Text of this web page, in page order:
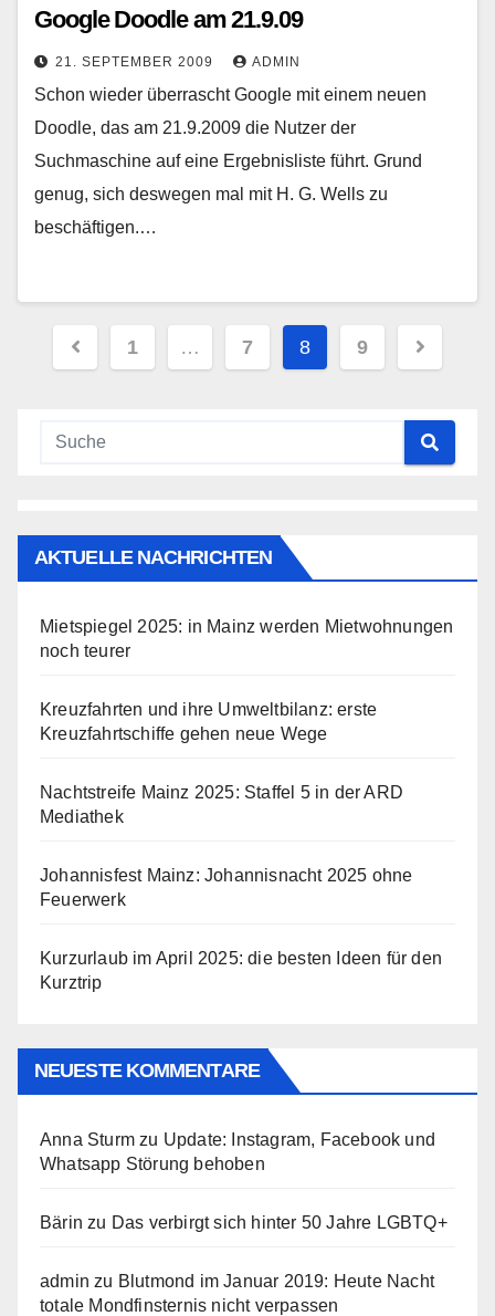
Google Doodle am 21.9.09
21. SEPTEMBER 2009 ADMIN
Schon wieder überrascht Google mit einem neuen
Doodle, das am 21.9.2009 die Nutzer der
Suchmaschine auf eine Ergebnisliste führt. Grund
genug, sich deswegen mal mit H. G. Wells zu
beschäftigen.…
Seitennummerierung
Beiträge
1 … 7 8 9
AKTUELLE NACHRICHTEN
Mietspiegel 2025: in Mainz werden Mietwohnungen
noch teurer
Kreuzfahrten und ihre Umweltbilanz: erste
Kreuzfahrtschiffe gehen neue Wege
Nachtstreife Mainz 2025: Staffel 5 in der ARD
Mediathek
Johannisfest Mainz: Johannisnacht 2025 ohne
Feuerwerk
Kurzurlaub im April 2025: die besten Ideen für den
Kurztrip
NEUESTE KOMMENTARE
Anna Sturm zu Update: Instagram, Facebook und
Whatsapp Störung behoben
Bärin zu Das verbirgt sich hinter 50 Jahre LGBTQ+
admin zu Blutmond im Januar 2019: Heute Nacht
totale Mondfinsternis nicht verpassen